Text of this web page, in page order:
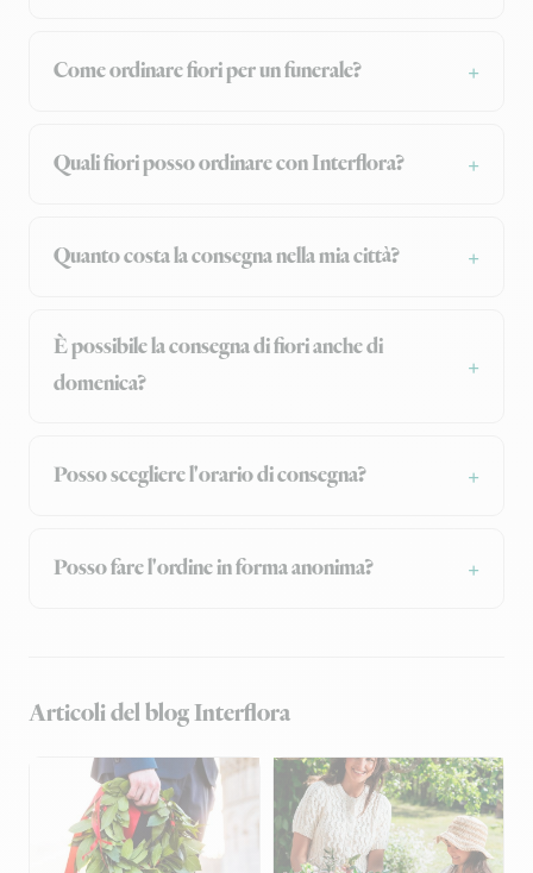
Come ordinare fiori per un funerale?
Quali fiori posso ordinare con Interflora?
Quanto costa la consegna nella mia città?
È possibile la consegna di fiori anche di
domenica?
Posso scegliere l'orario di consegna?
Posso fare l'ordine in forma anonima?
Articoli del blog Interflora